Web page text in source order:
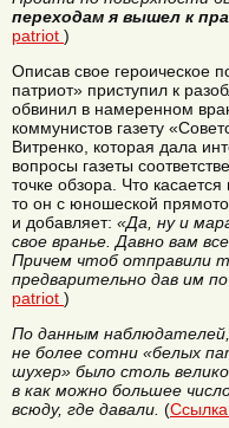
переходам я вышел к
patriot )
Описав свое героическое
патриот» приступил к
обвинил в намеренном
коммунистов газету
Витренко, которая дала
вопросы газеты
точке обзора. Что
то он с юношеской
и добавляет: «Да, ну и
свое вранье. Давно вам
Причем чтоб отправили
предварительно дав им
patriot )
По данным наблюдателей,
не более сотни «белых
шухер» было столь
в как можно большее
всюду, где давали. (